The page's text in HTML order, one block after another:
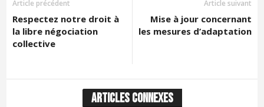
Article précédent
Respectez notre droit à
la libre négociation
collective
Article suivant
Mise à jour concernant
les mesures d’adaptation
ARTICLES CONNEXES